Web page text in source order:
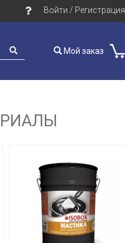
Войти / Регистрация
Мой заказ